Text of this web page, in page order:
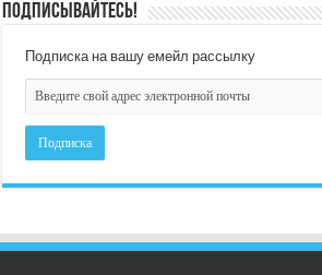
Подписывайтесь!
Подписка на вашу емейл рассылку